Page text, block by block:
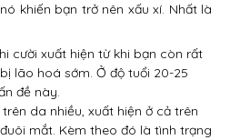
khiến bạn trở nên xấu xí. Nhất là
cười xuất hiện từ khi bạn còn rất
lão hoá sớm. Ở độ tuổi 20-25
đề này.
da nhiều, xuất hiện ở cả trên
mắt. Kèm theo đó là tình trạng